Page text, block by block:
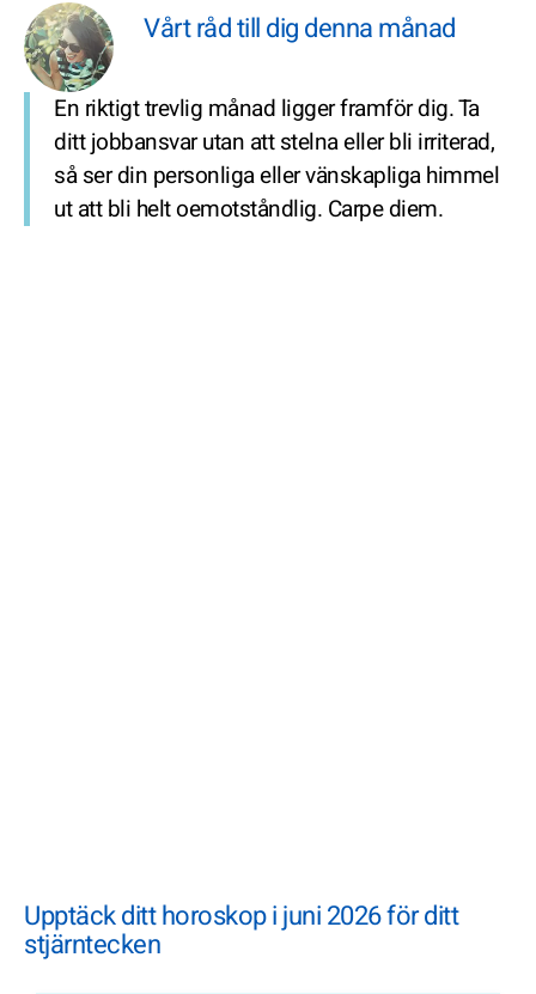
Vårt råd till dig denna månad
En riktigt trevlig månad ligger framför dig. Ta
ditt jobbansvar utan att stelna eller bli irriterad,
så ser din personliga eller vänskapliga himmel
ut att bli helt oemotståndlig. Carpe diem.
Upptäck ditt horoskop i juni 2026 för ditt
stjärntecken